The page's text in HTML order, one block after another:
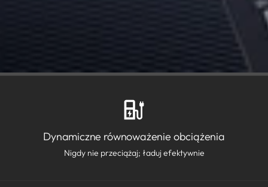
Dynamiczne równoważenie obciążenia
Nigdy nie przeciążaj; ładuj efektywnie